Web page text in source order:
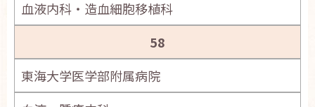
血液内科・造血細胞移植科
58
東海大学医学部附属病院